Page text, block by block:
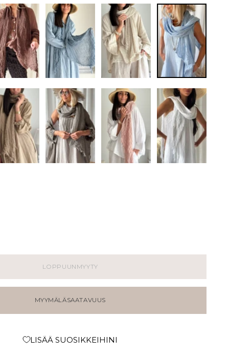
LOPPUUNMYYTY
MYYMÄLÄSAATAVUUS
LISÄÄ SUOSIKKEIHINI